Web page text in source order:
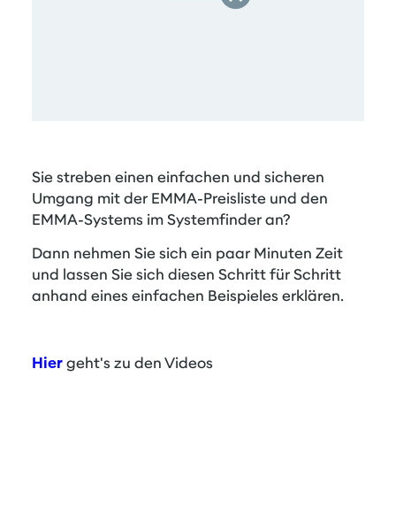
Sie streben einen einfachen und sicheren
Umgang mit der EMMA-Preisliste und den
EMMA-Systems im Systemfinder an?
Dann nehmen Sie sich ein paar Minuten Zeit
und lassen Sie sich diesen Schritt für Schritt
anhand eines einfachen Beispieles erklären.
Hiergeht's zu den Videos